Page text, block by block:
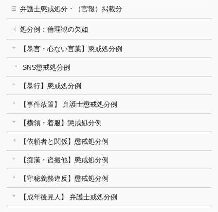
弁護士懲戒処分・（官報）掲載分
処分例：倫理観の欠如
【暴言・心ない言葉】懲戒処分例
SNS懲戒処分例
【暴行】懲戒処分例
【事件放置】 弁護士懲戒処分例
【横領・着服】懲戒処分例
【依頼者と関係】懲戒処分例
【痴漢・盗撮他】懲戒処分例
【守秘義務違反】懲戒処分例
【成年後見人】 弁護士戒処分例